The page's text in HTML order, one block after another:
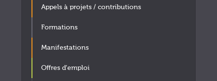
Appels à projets / contributions
Formations
Manifestations
Offres d'emploi